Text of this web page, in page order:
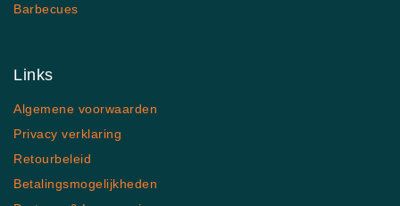
Barbecues
Links
Algemene voorwaarden
Privacy verklaring
Retourbeleid
Betalingsmogelijkheden